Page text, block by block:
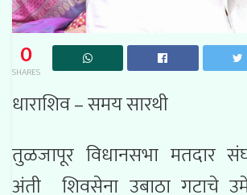
0
SHARES
धाराशिव – समय सारथी
तुळजापूर विधानसभा मतदार
अंती शिवसेना उबाठा गटाचे